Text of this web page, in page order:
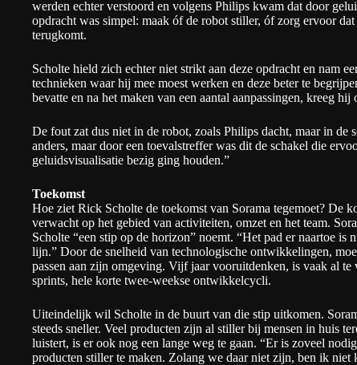
werden echter verstoord en volgens Philips kwam dat door
opdracht was simpel: maak óf de robot stiller, óf zorg ervoor
terugkomt.
Scholte hield zich echter niet strikt aan deze opdracht en nam
technieken waar hij mee moest werken en deze beter te
bevatte en na het maken van een aantal aanpassingen, kreeg hij
De fout zat dus niet in de robot, zoals Philips dacht, maar in de
anders, maar door een toevalstreffer was dit de schakel die
geluidsvisualisatie bezig ging houden.”
Toekomst
Hoe ziet Rick Scholte de toekomst van Sorama tegemoet? De
verwacht op het gebied van activiteiten, omzet en het team.
Scholte “een stip op de horizon” noemt. “Het pad er naartoe is
lijn.” Door de snelheid van technologische ontwikkelingen,
passen aan zijn omgeving. Vijf jaar vooruitdenken, is vaak al
sprints, hele korte twee-weekse ontwikkelcycli.
Uiteindelijk wil Scholte in de buurt van die stip uitkomen.
steeds sneller. Veel producten zijn al stiller bij mensen in huis
luistert, is er ook nog een lange weg te gaan. “Er is zoveel
producten stiller te maken. Zolang we daar niet zijn, ben ik niet